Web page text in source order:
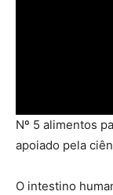
Nº 5 alimentos
apoiado pela
O intestino